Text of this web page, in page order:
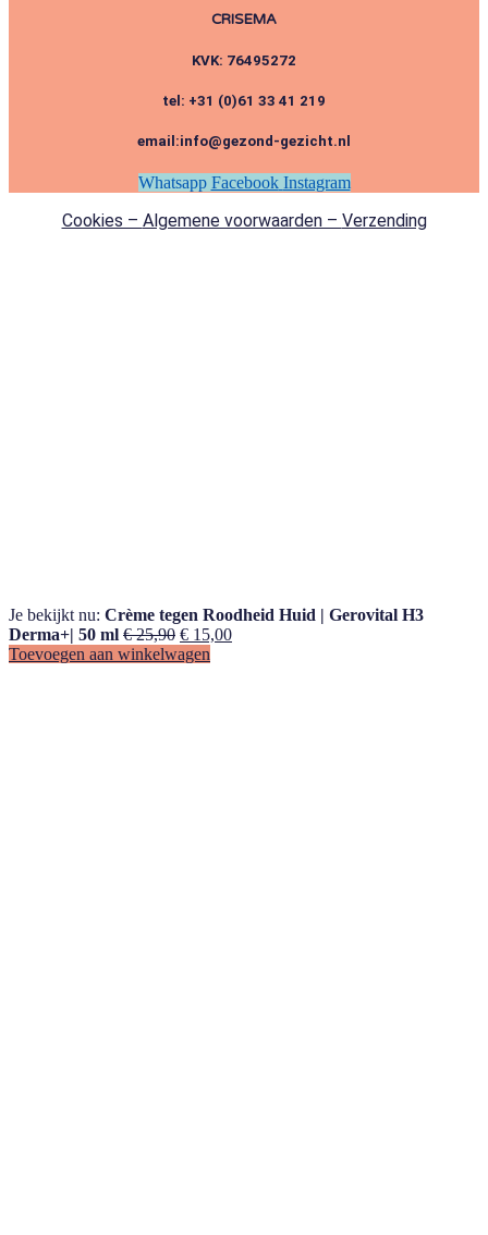
CRISEMA
KVK: 76495272
tel: +31 (0)61 33 41 219
email:info@gezond-gezicht.nl
Whatsapp Facebook Instagram
Cookies – Algemene voorwaarden – Verzending
Je bekijkt nu: Crème tegen Roodheid Huid | Gerovital H3
Derma+| 50 ml €25,90 Oorspronkelijke
prijs
€ 15,00Huidige
Toevoegen aan winkelwagen